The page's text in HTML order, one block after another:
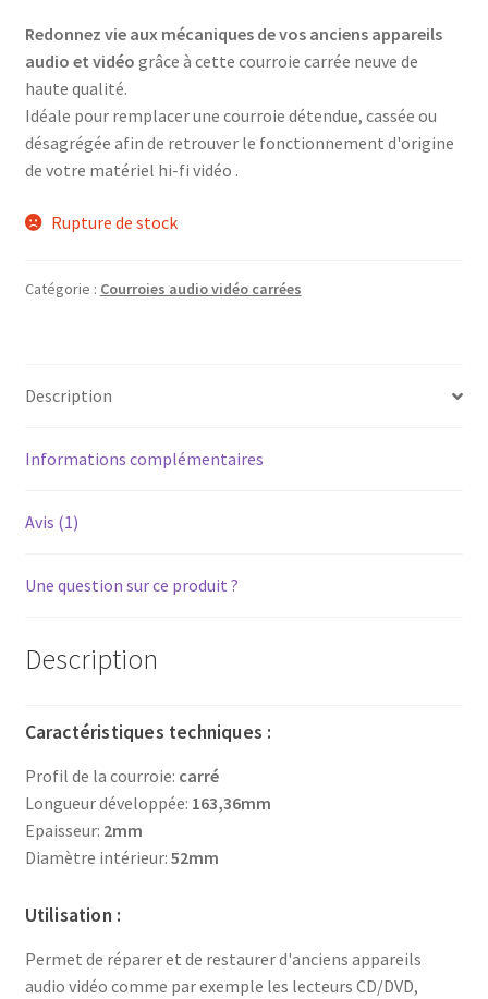
Redonnez vie aux mécaniques de vos anciens appareils
audio et vidéo grâce à cette courroie carrée neuve de
haute qualité.
Idéale pour remplacer une courroie détendue, cassée ou
désagrégée afin de retrouver le fonctionnement d'origine
de votre matériel hi-fi vidéo .
Rupture de stock
Catégorie : Courroies audio vidéo carrées
Description
Informations complémentaires
Avis (1)
Une question sur ce produit ?
Description
Caractéristiques techniques :
Profil de la courroie: carré
Longueur développée: 163,36mm
Epaisseur: 2mm
Diamètre intérieur: 52mm
Utilisation :
Permet de réparer et de restaurer d'anciens appareils
audio vidéo comme par exemple les lecteurs CD/DVD,